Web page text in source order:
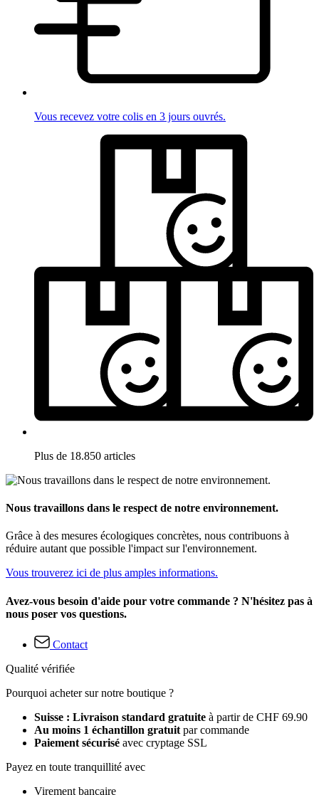
Vous recevez votre colis en 3 jours ouvrés.
Plus de 18.850 articles
Nous travaillons dans le respect de notre environnement.
Grâce à des mesures écologiques concrètes, nous contribuons à
réduire autant que possible l'impact sur l'environnement.
Vous trouverez ici de plus amples informations.
Avez-vous besoin d'aide pour votre commande ? N'hésitez pas à
nous poser vos questions.
Contact
Qualité vérifiée
Pourquoi acheter sur notre boutique ?
Suisse : Livraison standard gratuite à partir de CHF 69.90
Au moins 1 échantillon gratuit par commande
Paiement sécurisé avec cryptage SSL
Payez en toute tranquillité avec
Virement bancaire